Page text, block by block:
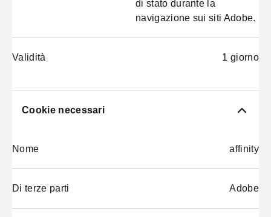
di stato durante la
navigazione sui siti Adobe.
Validità 1 giorno
Cookie necessari
Nome affinity
Di terze parti Adobe